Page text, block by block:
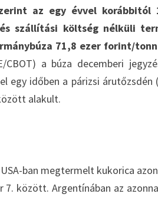
az egy évvel
szállítási költség nélküli
71,8 ezer forint/
CBOT) a búza decemberi
egy időben a párizsi árutőzsdén
alakult.
ban megtermelt kukorica
között. Argentínában az